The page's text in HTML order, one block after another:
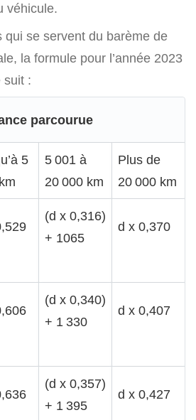
véhicule.
qui se servent du barème de
la formule pour l’année 2023
suit :
parcourue
5
5 001 à
20 000 km
Plus de
20 000 km
(d x 0,316)
+ 1065
d x 0,370
(d x 0,340)
+ 1 330
d x 0,407
(d x 0,357)
+ 1 395
d x 0,427